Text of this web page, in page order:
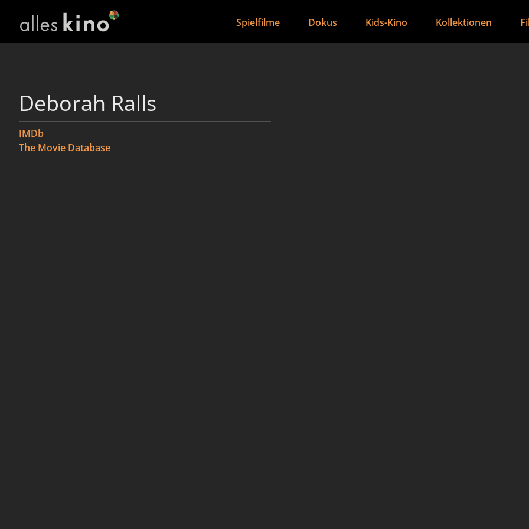
Spielfilme Dokus Kids-Kino Kollektionen
Deborah Ralls
IMDb
The Movie Database